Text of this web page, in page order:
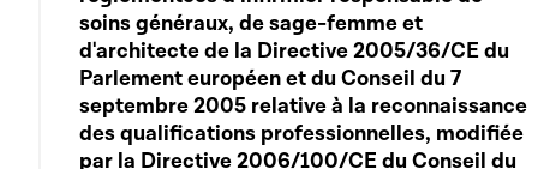
soins généraux, de sage-femme et
d'architecte de la Directive 2005/36/CE du
Parlement européen et du Conseil du 7
septembre 2005 relative à la reconnaissance
des qualifications professionnelles, modifiée
par la Directive 2006/100/CE du Conseil du